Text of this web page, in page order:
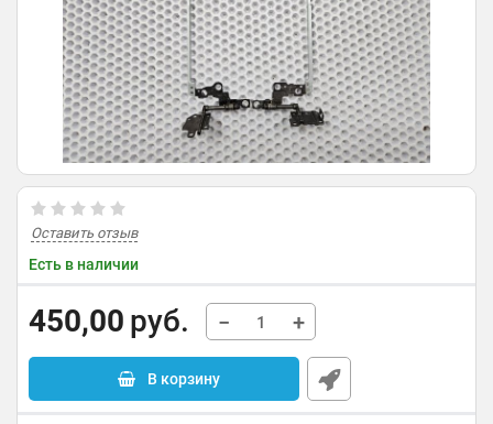
Оставить отзыв
Есть в наличии
450,00 руб. − +
В корзину